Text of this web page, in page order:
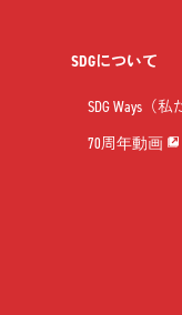
SDGについて
SDG Ways（
70周年動画